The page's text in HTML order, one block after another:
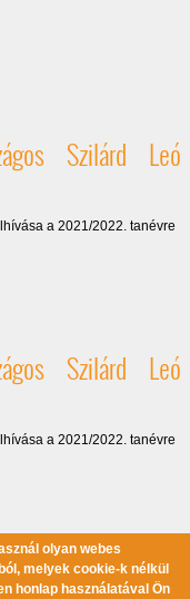
Leó Fizikaversenyre)
Szilárd Leó
a 2021/2022. tanévre
Fizikaversenyre)
Szilárd Leó
a 2021/2022. tanévre
Fizikaversenyre)
olyan webes
melyek cookie-k nélkül
honlap használatával Ön